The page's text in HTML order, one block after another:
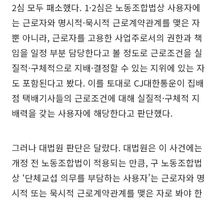
2심 모두 패소했다. 1·2심은 노동조합법상 사용자에
는 근로자와 명시적·묵시적 근로계약관계를 맺은 자
뿐 아니라, 근로자를 고용한 사업주로서의 권한과 책
임을 일정 부분 담당한다고 볼 정도로 근로조건을 실
질적·구체적으로 지배·결정할 수 있는 지위에 있는 자
도 포함된다고 봤다. 이를 토대로 CJ대한통운이 집배
점 택배기사들의 근로조건에 대해 실질적·구체적 지
배력을 갖는 사용자에 해당한다고 판단했다.
그러나 대법원 판단은 달랐다. 대법원은 이 사건에는
개정 전 노동조합법이 적용되는 만큼, 구 노동조합법
상 ‘단체교섭 의무를 부담하는 사용자’는 근로자와 명
시적 또는 묵시적 근로계약관계를 맺은 자로 봐야 한